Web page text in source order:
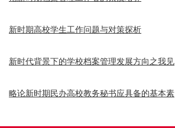
新时期高校学生工作问题与对策探析
新时代背景下的学校档案管理发展方向之我见
略论新时期民办高校教务秘书应具备的基本素